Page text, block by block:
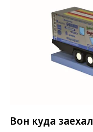
Вон куда заехал